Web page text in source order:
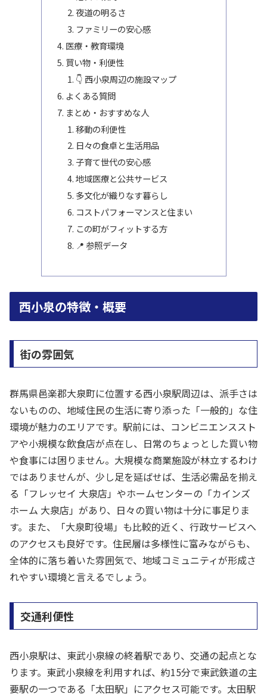
夜道の明るさ
ファミリーの安心感
医療・教育環境
買い物・利便性
👇 西小泉周辺の施設マップ
よくある質問
まとめ・おすすめな人
移動の利便性
日々の食卓と生活用品
子育て世代の安心感
地域医療と公共サービス
多文化が織りなす暮らし
コストパフォーマンスと住まい
この町がフィットする方
📍 参照データ
西小泉の特徴・概要
街の雰囲気
群馬県邑楽郡大泉町に位置する西小泉駅周辺は、派手さは
ないものの、地域住民の生活に寄り添った「一般的」な住
環境が魅力のエリアです。駅前には、コンビニエンススト
アや小規模な飲食店が点在し、日常のちょっとした買い物
や食事には困りません。大規模な商業施設が林立するわけ
ではありませんが、少し足を延ばせば、生活必需品を揃え
る「フレッセイ 大泉店」やホームセンターの「カインズ
ホーム 大泉店」があり、日々の買い物は十分に事足りま
す。また、「大泉町役場」も比較的近く、行政サービスへ
のアクセスも良好です。住民層は多様性に富みながらも、
全体的に落ち着いた雰囲気で、地域コミュニティが形成さ
れやすい環境と言えるでしょう。
交通利便性
西小泉駅は、東武小泉線の終着駅であり、交通の起点とな
ります。東武小泉線を利用すれば、約15分で東武鉄道の主
要駅の一つである「太田駅」にアクセス可能です。太田駅